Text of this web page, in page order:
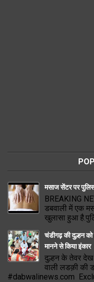
मसाज सेंटर पर
BREAKING
डबवाली में एक
खुलासा हुआ
चंडीगढ़ की दुल्हन को
मानने से किया इंकार
दुल्हन के तेवर देख
वाली लडक़ी की
#dabwalinews.com